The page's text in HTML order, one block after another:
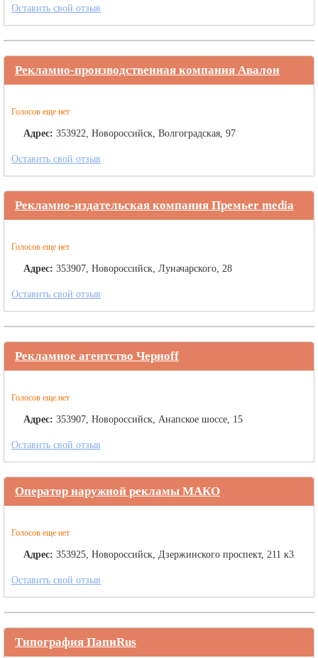
Оставить свой отзыв
Рекламно-производственная компания Авалон
Голосов еще нет
Адрес: 353922, Новороссийск, Волгоградская, 97
Оставить свой отзыв
Рекламно-издательская компания Премьеr mediа
Голосов еще нет
Адрес: 353907, Новороссийск, Луначарского, 28
Оставить свой отзыв
Рекламное агентство Черноff
Голосов еще нет
Адрес: 353907, Новороссийск, Анапское шоссе, 15
Оставить свой отзыв
Оператор наружной рекламы МАКО
Голосов еще нет
Адрес: 353925, Новороссийск, Дзержинского проспект, 211 к3
Оставить свой отзыв
Типография ПапиRus